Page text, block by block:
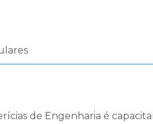
de Engenharia é